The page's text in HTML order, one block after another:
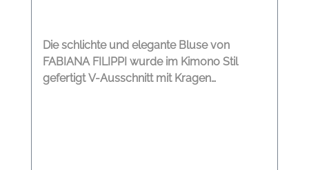
Die schlichte und elegante Bluse von
FABIANA FILIPPI wurde im Kimono Stil
gefertigt V-Ausschnitt mit Kragen